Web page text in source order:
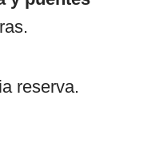
reserva.